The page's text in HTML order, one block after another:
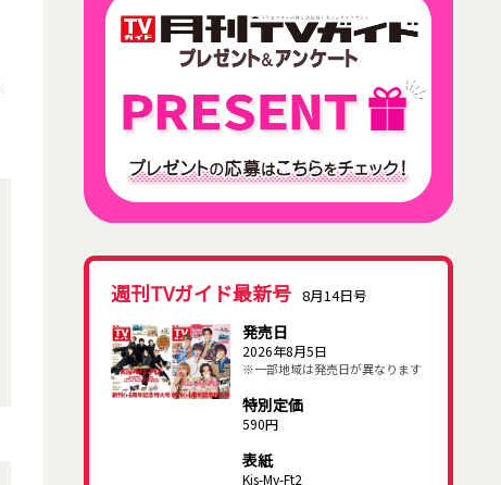
週刊TVガイド最新号 8月14日号
発売日
2026年8月5日
※一部地域は発売日が異なります
特別定価
590円
表紙
Kis-My-Ft2